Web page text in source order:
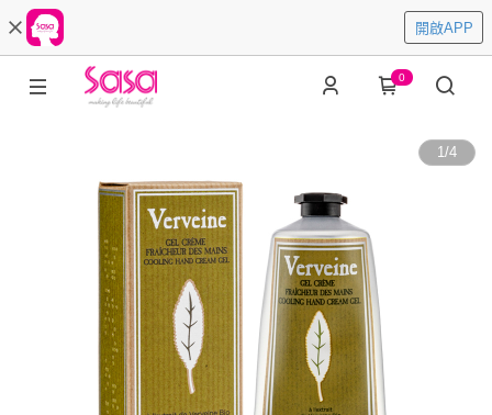
開啟APP
0
1/4